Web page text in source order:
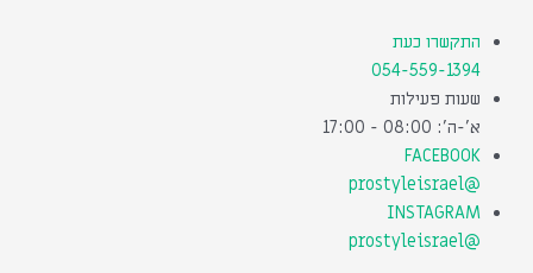
לתוכן
התקשרו כעת
054-559-1394
שעות פעילות
א'-ה': 08:00 - 17:00
FACEBOOK
@prostyleisrael
INSTAGRAM
@prostyleisrael